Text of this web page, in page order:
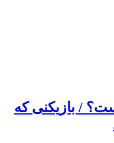
/ بازیکنی که